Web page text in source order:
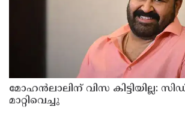
മോഹൻലാലിന് വിസ കിട്ടിയില്ല:
മാറ്റിവെച്ചു